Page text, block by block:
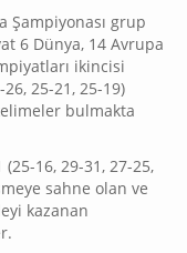
Şampiyonası grup
6 Dünya, 14 Avrupa
ikincisi
25-21, 25-19)
bulmakta
16, 29-31, 27-25,
sahne olan ve
kazanan